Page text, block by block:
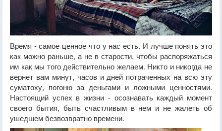
Время - самое ценное что у нас есть. И лучше понять это
как можно раньше, а не в старости, чтобы распоряжаться
им как мы того действительно желаем. Никто и никогда не
вернет вам минут, часов и дней потраченных на всю эту
суматоху, погоню за деньгами и ложными ценностями.
Настоящий успех в жизни - осознавать каждый момент
своего бытия, быть счастливым в нем и не жалеть об
ушедшем безвозвратно времени.